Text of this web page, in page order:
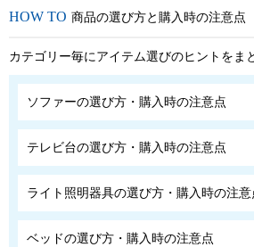
商品の選び方と購入時の注意点
カテゴリー毎にアイテム選びのヒントをま
ソファーの選び方・購入時の注意点
テレビ台の選び方・購入時の注意点
ライト照明器具の選び方・購入時の注意
ベッドの選び方・購入時の注意点